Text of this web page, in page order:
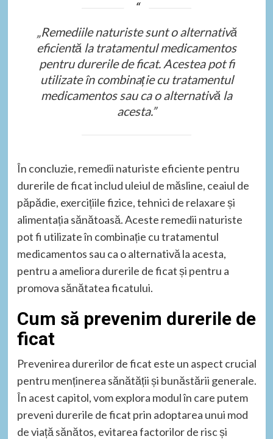
„Remediile naturiste sunt o alternativă
eficientă la tratamentul medicamentos
pentru durerile de ficat. Acestea pot fi
utilizate în combinație cu tratamentul
medicamentos sau ca o alternativă la
acesta.”
În concluzie, remedii naturiste eficiente pentru
durerile de ficat includ uleiul de măsline, ceaiul de
păpădie, exercițiile fizice, tehnici de relaxare și
alimentația sănătoasă. Aceste remedii naturiste
pot fi utilizate în combinație cu tratamentul
medicamentos sau ca o alternativă la acesta,
pentru a ameliora durerile de ficat și pentru a
promova sănătatea ficatului.
Cum să prevenim durerile de
ficat
Prevenirea durerilor de ficat este un aspect crucial
pentru menținerea sănătății și bunăstării generale.
În acest capitol, vom explora modul în care putem
preveni durerile de ficat prin adoptarea unui mod
de viață sănătos, evitarea factorilor de risc și